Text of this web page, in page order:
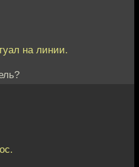
на линии.